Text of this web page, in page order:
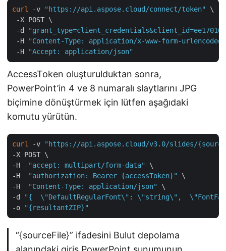
curl -v "https://api.aspose.cloud/connect/token"
\
-X POST \
-d
-H
"Content-Type: application/x-www-form-urlencoded"
-H
"Accept: application/json"
AccessToken oluşturulduktan sonra,
PowerPoint’in 4 ve 8 numaralı slaytlarını JPG
biçimine dönüştürmek için lütfen aşağıdaki
komutu yürütün.
curl -v
"https://api.aspose.cloud/v3.0/slides/
-X POST \
-H
"accept: multipart/form-data"
\
-H
"authorization: Bearer {accessToken}"
\
-H
"Content-Type: application/json"
\
-d
"{  \"DefaultRegularFont\": \"string\",
-o
"{resultantZIP}"
“{sourceFile}” ifadesini Bulut depolama